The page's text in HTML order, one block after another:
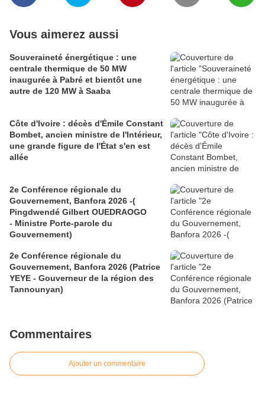
Vous aimerez aussi
Souveraineté énergétique : une
centrale thermique de 50 MW
inaugurée à Pabré et bientôt une
autre de 120 MW à Saaba
Côte d'Ivoire : décès d'Émile Constant
Bombet, ancien ministre de l'Intérieur,
une grande figure de l'État s'en est
allée
2e Conférence régionale du
Gouvernement, Banfora 2026 -(
Pingdwendé Gilbert OUEDRAOGO
- Ministre Porte-parole du
Gouvernement)
2e Conférence régionale du
Gouvernement, Banfora 2026 (Patrice
YEYE - Gouverneur de la région des
Tannounyan)
Commentaires
Ajouter un commentaire